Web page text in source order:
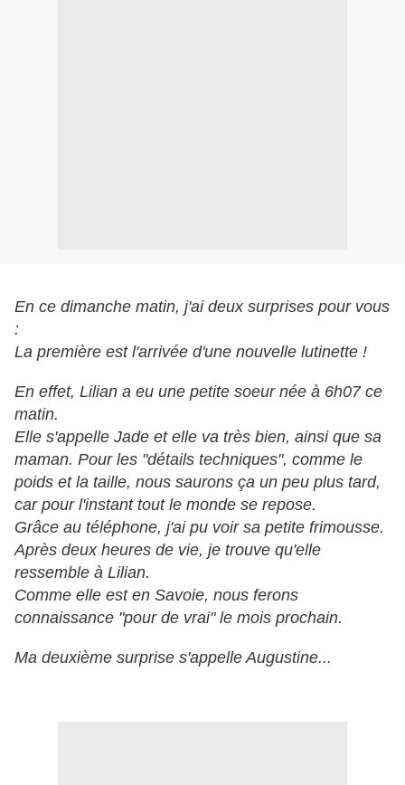
En ce dimanche matin, j'ai deux surprises pour vous
:
La première est l'arrivée d'une nouvelle lutinette !
En effet, Lilian a eu une petite soeur née à 6h07 ce
matin.
Elle s'appelle Jade et elle va très bien, ainsi que sa
maman. Pour les "détails techniques", comme le
poids et la taille, nous saurons ça un peu plus tard,
car pour l'instant tout le monde se repose.
Grâce au téléphone, j'ai pu voir sa petite frimousse.
Après deux heures de vie, je trouve qu'elle
ressemble à Lilian.
Comme elle est en Savoie, nous ferons
connaissance "pour de vrai" le mois prochain.
Ma deuxième surprise s'appelle Augustine...